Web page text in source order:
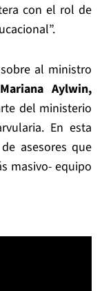
con el rol de
al ministro
Mariana Aylwin,
del ministerio
En esta
asesores que
masivo- equipo